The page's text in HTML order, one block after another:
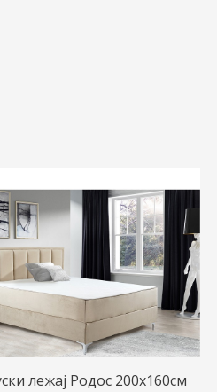
лежај Родос 200х160см